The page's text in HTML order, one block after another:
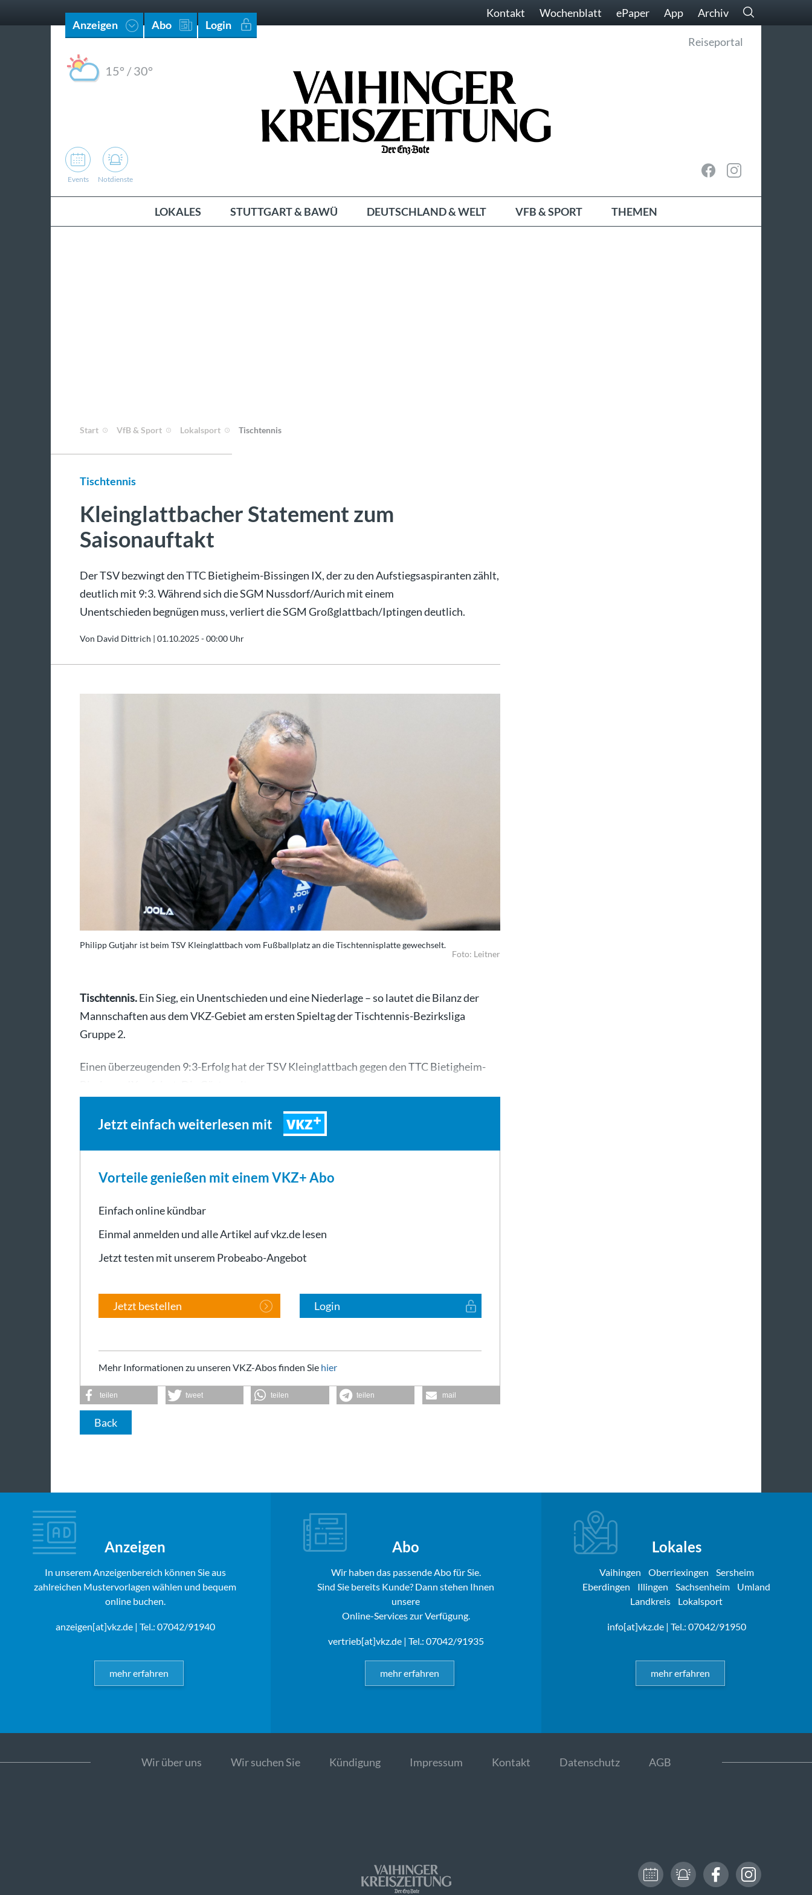
Anzeigen Abo Login
Kontakt Wochenblatt ePaper App Archiv
15° /30°
Reiseportal
Events Notdienste
LOKALES STUTTGART & BAWÜ DEUTSCHLAND & WELT VFB & SPORT THEMEN
Start VfB & Sport Lokalsport Tischtennis
Tischtennis
Kleinglattbacher Statement zum
Saisonauftakt
Der TSV bezwingt den TTC Bietigheim-Bissingen IX, der zu den Aufstiegsaspiranten zählt,
deutlich mit 9:3. Während sich die SGM Nussdorf/Aurich mit einem
Unentschieden begnügen muss, verliert die SGM Großglattbach/Iptingen deutlich.
Von David Dittrich | 01.10.2025 - 00:00 Uhr
Philipp Gutjahr ist beim TSV Kleinglattbach vom Fußballplatz an die Tischtennisplatte gewechselt.
Foto: Leitner
Tischtennis.Ein Sieg, ein Unentschieden und eine Niederlage – so lautet die Bilanz der
Mannschaften aus dem VKZ-Gebiet am ersten Spieltag der Tischtennis-Bezirksliga
Gruppe 2.
Einen überzeugenden 9:3-Erfolg hat der TSV Kleinglattbach gegen den TTC Bietigheim-
Jetzt einfach weiterlesen mit VKZ
Vorteile genießen mit einem VKZ+ Abo
Einfach online kündbar
Einmal anmelden und alle Artikel auf vkz.de lesen
Jetzt testen mit unserem Probeabo-Angebot
Jetzt bestellen Login
Mehr Informationen zu unseren VKZ-Abos finden Sie hier
teilen tweet teilen teilen mail
Back
Anzeigen
In unserem Anzeigenbereich können Sie aus
zahlreichen Mustervorlagen wählen und bequem
online buchen.
anzeigen[at]vkz.de| Tel.: 07042/91940
mehr erfahren
Abo
Wir haben das passende Abo für Sie.
Sind Sie bereits Kunde? Dann stehen Ihnen
unsere
Online-Services zur Verfügung.
vertrieb[at]vkz.de| Tel.: 07042/91935
mehr erfahren
Lokales
Vaihingen Oberriexingen
Sersheim
Eberdingen
Illingen Sachsenheim
Umland
Landkreis
Lokalsport
info[at]vkz.de| Tel.: 07042/91950
mehr erfahren
Wir über uns Wir suchen Sie Kündigung Impressum Kontakt Datenschutz AGB